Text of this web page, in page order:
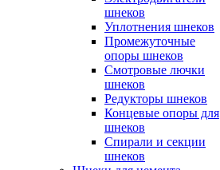
шнеков
Уплотнения шнеков
Промежуточные
опоры шнеков
Смотровые лючки
шнеков
Редукторы шнеков
Концевые опоры для
шнеков
Спирали и секции
шнеков